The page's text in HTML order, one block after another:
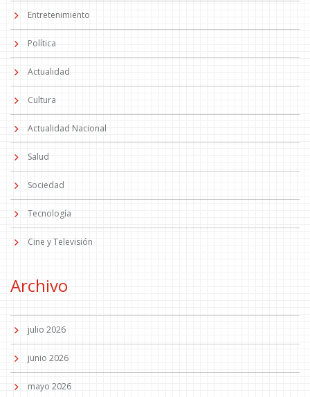
Entretenimiento
Política
Actualidad
Cultura
Actualidad Nacional
Salud
Sociedad
Tecnología
Cine y Televisión
Archivo
julio 2026
junio 2026
mayo 2026